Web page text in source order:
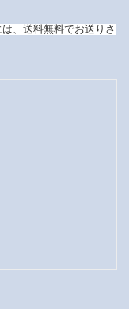
、送料無料でお送りさ